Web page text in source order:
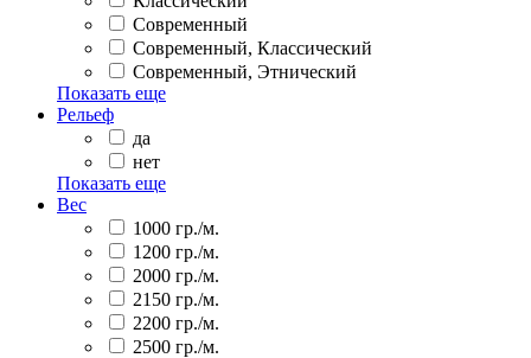
Современный
Современный, Классический
Современный, Этнический
Показать еще
Рельеф
да
нет
Показать еще
Вес
1000 гр./м.
1200 гр./м.
2000 гр./м.
2150 гр./м.
2200 гр./м.
2500 гр./м.